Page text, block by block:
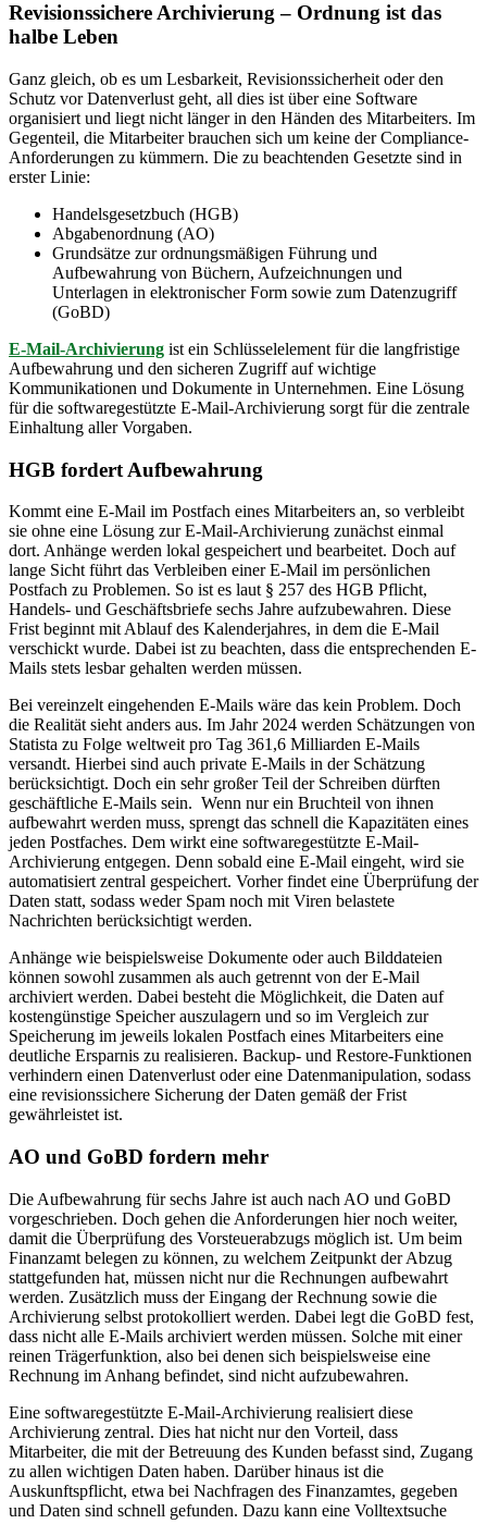
Revisionssichere Archivierung – Ordnung ist das
halbe Leben
Ganz gleich, ob es um Lesbarkeit, Revisionssicherheit oder den
Schutz vor Datenverlust geht, all dies ist über eine Software
organisiert und liegt nicht länger in den Händen des Mitarbeiters. Im
Gegenteil, die Mitarbeiter brauchen sich um keine der Compliance-
Anforderungen zu kümmern. Die zu beachtenden Gesetzte sind in
erster Linie:
Handelsgesetzbuch (HGB)
Abgabenordnung (AO)
Grundsätze zur ordnungsmäßigen Führung und
Aufbewahrung von Büchern, Aufzeichnungen und
Unterlagen in elektronischer Form sowie zum Datenzugriff
(GoBD)
E-Mail-Archivierung ist ein Schlüsselelement für die langfristige
Aufbewahrung und den sicheren Zugriff auf wichtige
Kommunikationen und Dokumente in Unternehmen. Eine Lösung
für die softwaregestützte E-Mail-Archivierung sorgt für die zentrale
Einhaltung aller Vorgaben.
HGB fordert Aufbewahrung
Kommt eine E-Mail im Postfach eines Mitarbeiters an, so verbleibt
sie ohne eine Lösung zur E-Mail-Archivierung zunächst einmal
dort. Anhänge werden lokal gespeichert und bearbeitet. Doch auf
lange Sicht führt das Verbleiben einer E-Mail im persönlichen
Postfach zu Problemen. So ist es laut § 257 des HGB Pflicht,
Handels- und Geschäftsbriefe sechs Jahre aufzubewahren. Diese
Frist beginnt mit Ablauf des Kalenderjahres, in dem die E-Mail
verschickt wurde. Dabei ist zu beachten, dass die entsprechenden E-
Mails stets lesbar gehalten werden müssen.
Bei vereinzelt eingehenden E-Mails wäre das kein Problem. Doch
die Realität sieht anders aus. Im Jahr 2024 werden Schätzungen von
Statista zu Folge weltweit pro Tag 361,6 Milliarden E-Mails
versandt. Hierbei sind auch private E-Mails in der Schätzung
berücksichtigt. Doch ein sehr großer Teil der Schreiben dürften
geschäftliche E-Mails sein. Wenn nur ein Bruchteil von ihnen
aufbewahrt werden muss, sprengt das schnell die Kapazitäten eines
jeden Postfaches. Dem wirkt eine softwaregestützte E-Mail-
Archivierung entgegen. Denn sobald eine E-Mail eingeht, wird sie
automatisiert zentral gespeichert. Vorher findet eine Überprüfung der
Daten statt, sodass weder Spam noch mit Viren belastete
Nachrichten berücksichtigt werden.
Anhänge wie beispielsweise Dokumente oder auch Bilddateien
können sowohl zusammen als auch getrennt von der E-Mail
archiviert werden. Dabei besteht die Möglichkeit, die Daten auf
kostengünstige Speicher auszulagern und so im Vergleich zur
Speicherung im jeweils lokalen Postfach eines Mitarbeiters eine
deutliche Ersparnis zu realisieren. Backup- und Restore-Funktionen
verhindern einen Datenverlust oder eine Datenmanipulation, sodass
eine revisionssichere Sicherung der Daten gemäß der Frist
gewährleistet ist.
AO und GoBD fordern mehr
Die Aufbewahrung für sechs Jahre ist auch nach AO und GoBD
vorgeschrieben. Doch gehen die Anforderungen hier noch weiter,
damit die Überprüfung des Vorsteuerabzugs möglich ist. Um beim
Finanzamt belegen zu können, zu welchem Zeitpunkt der Abzug
stattgefunden hat, müssen nicht nur die Rechnungen aufbewahrt
werden. Zusätzlich muss der Eingang der Rechnung sowie die
Archivierung selbst protokolliert werden. Dabei legt die GoBD fest,
dass nicht alle E-Mails archiviert werden müssen. Solche mit einer
reinen Trägerfunktion, also bei denen sich beispielsweise eine
Rechnung im Anhang befindet, sind nicht aufzubewahren.
Eine softwaregestützte E-Mail-Archivierung realisiert diese
Archivierung zentral. Dies hat nicht nur den Vorteil, dass
Mitarbeiter, die mit der Betreuung des Kunden befasst sind, Zugang
zu allen wichtigen Daten haben. Darüber hinaus ist die
Auskunftspflicht, etwa bei Nachfragen des Finanzamtes, gegeben
und Daten sind schnell gefunden. Dazu kann eine Volltextsuche